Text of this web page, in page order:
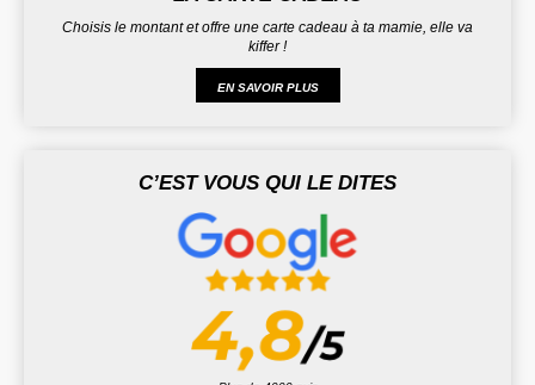
Choisis le montant et offre une carte cadeau à ta mamie, elle va
kiffer !
EN SAVOIR PLUS
C’EST VOUS QUI LE DITES